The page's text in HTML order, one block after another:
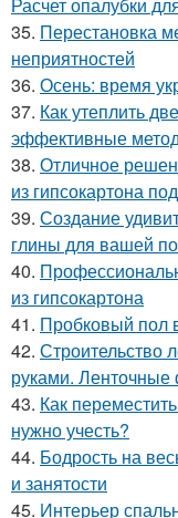
35. Перестановка
неприятностей
36. Осень: время
37. Как утеплить
эффективные
38. Отличное
из гипсокартона
39. Создание
глины для вашей
40.
из гипсокартона
41. Пробковый пол
42. Строительство
руками.
43. Как
нужно учесть?
44. Бодрость на
и занятости
45. Интерьер